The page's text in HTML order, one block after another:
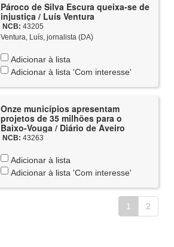
Pároco de Silva Escura queixa-se de
injustiça / Luís Ventura
NCB: 43205
Ventura, Luís, jornalista (DA)
Adicionar à lista
Adicionar à lista 'Com interesse'
Onze municípios apresentam
projetos de 35 milhões para o
Baixo-Vouga / Diário de Aveiro
NCB: 43263
Adicionar à lista
Adicionar à lista 'Com interesse'
1 2